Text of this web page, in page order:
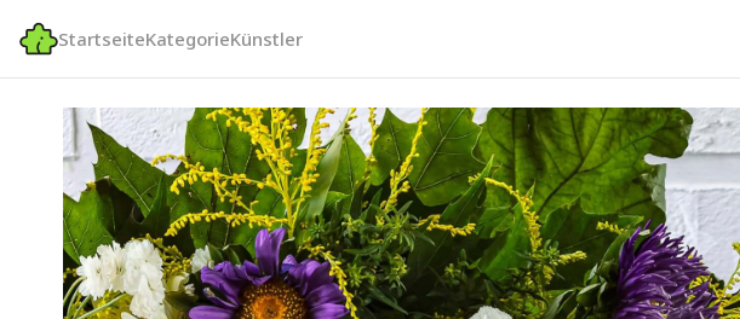
StartseiteKategorieKünstler